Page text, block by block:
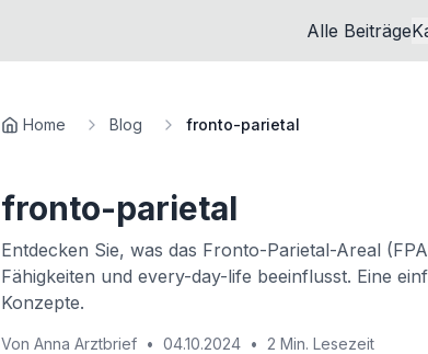
Alle Beiträge
Home Blog fronto-parietal
fronto-parietal
Entdecken Sie, was das Fronto-Parietal-Areal
Fähigkeiten und every-day-life beeinflusst. Eine
Konzepte.
Von Anna Arztbrief • 04.10.2024 • 2 Min. Lesezeit